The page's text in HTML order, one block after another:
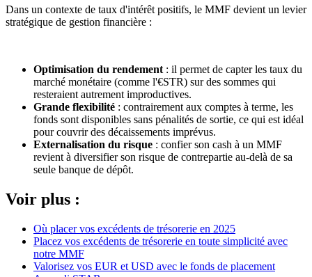
Dans un contexte de taux d'intérêt positifs, le MMF devient un levier
stratégique de gestion financière :
Optimisation du rendement : il permet de capter les taux du
marché monétaire (comme l'€STR) sur des sommes qui
resteraient autrement improductives.
Grande flexibilité : contrairement aux comptes à terme, les
fonds sont disponibles sans pénalités de sortie, ce qui est idéal
pour couvrir des décaissements imprévus.
Externalisation du risque : confier son cash à un MMF
revient à diversifier son risque de contrepartie au-delà de sa
seule banque de dépôt.
Voir plus :
Où placer vos excédents de trésorerie en 2025
Placez vos excédents de trésorerie en toute simplicité avec
notre MMF
Valorisez vos EUR et USD avec le fonds de placement